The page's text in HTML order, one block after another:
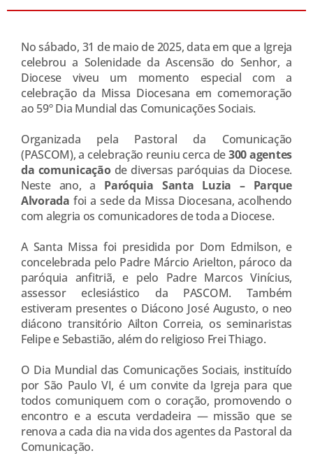
No sábado, 31 de maio de 2025, data em que a Igreja
celebrou a Solenidade da Ascensão do Senhor, a
Diocese viveu um momento especial com a
celebração da Missa Diocesana em comemoração
ao 59º Dia Mundial das Comunicações Sociais.
Organizada pela Pastoral da Comunicação
(PASCOM), a celebração reuniu cerca de300 agentes
da comunicaçãode diversas paróquias da Diocese.
Neste ano, a Paróquia Santa Luzia – Parque
Alvorada foi a sede da Missa Diocesana, acolhendo
com alegria os comunicadores de toda a Diocese.
A Santa Missa foi presidida por Dom Edmilson, e
concelebrada pelo Padre Márcio Arielton, pároco da
paróquia anfitriã, e pelo Padre Marcos Vinícius,
assessor eclesiástico da PASCOM. Também
estiveram presentes o Diácono José Augusto, o neo
diácono transitório Ailton Correia, os seminaristas
Felipe e Sebastião, além do religioso Frei Thiago.
O Dia Mundial das Comunicações Sociais, instituído
por São Paulo VI, é um convite da Igreja para que
todos comuniquem com o coração, promovendo o
encontro e a escuta verdadeira — missão que se
renova a cada dia na vida dos agentes da Pastoral da
Comunicação.